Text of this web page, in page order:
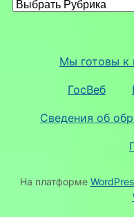
Мы готовы к
ГосВеб
Сведения об
На платформе